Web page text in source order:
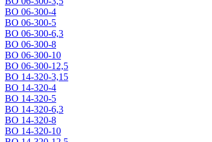
ВО 06-300-4
ВО 06-300-5
ВО 06-300-6,3
ВО 06-300-8
ВО 06-300-10
ВО 06-300-12,5
ВО 14-320-3,15
ВО 14-320-4
ВО 14-320-5
ВО 14-320-6,3
ВО 14-320-8
ВО 14-320-10